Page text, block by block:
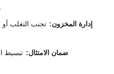
خلال التحليلات في الوقت الفعلي.
إدارة المخزون: تجنب التغلب
ضمان الامتثال: تبسيط